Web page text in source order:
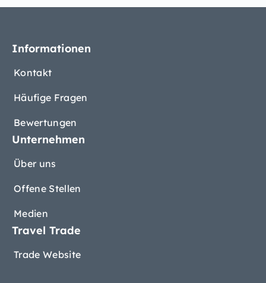
Informationen
Kontakt
Häufige Fragen
Bewertungen
Unternehmen
Über uns
Offene Stellen
Medien
Travel Trade
Trade Website